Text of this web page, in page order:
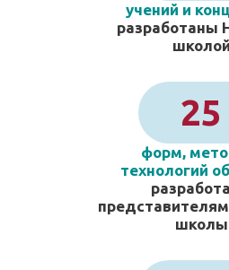
учений и
разработаны
школой
25
форм,
технологий
школы